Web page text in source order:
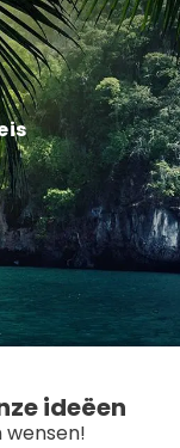
ideëen
wensen!